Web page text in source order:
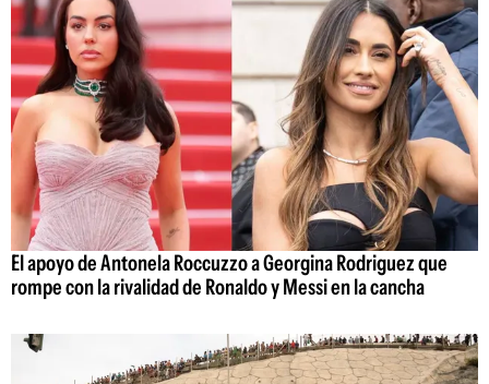
El apoyo de Antonela Roccuzzo a Georgina Rodriguez que
rompe con la rivalidad de Ronaldo y Messi en la cancha